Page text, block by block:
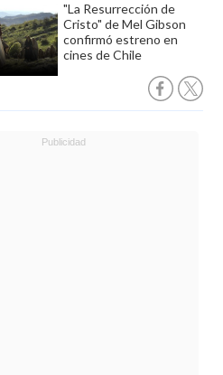
"La Resurrección de
Cristo" de Mel Gibson
confirmó estreno en
cines de Chile